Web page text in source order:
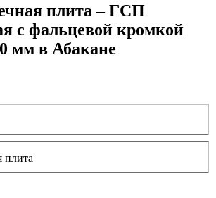
плита – ГСП
с фальцевой кромкой
мм в Абакане
плита